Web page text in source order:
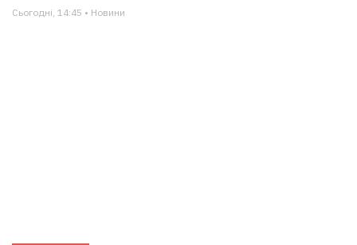
Сьогодні, 14:45 • Новини